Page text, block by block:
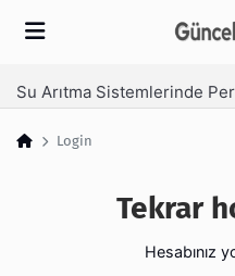
Login
Tekrar
Hesabınız